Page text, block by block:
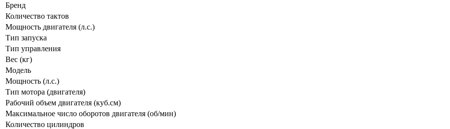
Бренд
Количество тактов
Мощность двигателя (л.с.)
Тип запуска
Тип управления
Вес (кг)
Модель
Мощность (л.с.)
Тип мотора (двигателя)
Рабочий объем двигателя (куб.см)
Максимальное число оборотов двигателя (об/мин)
Количество цилиндров